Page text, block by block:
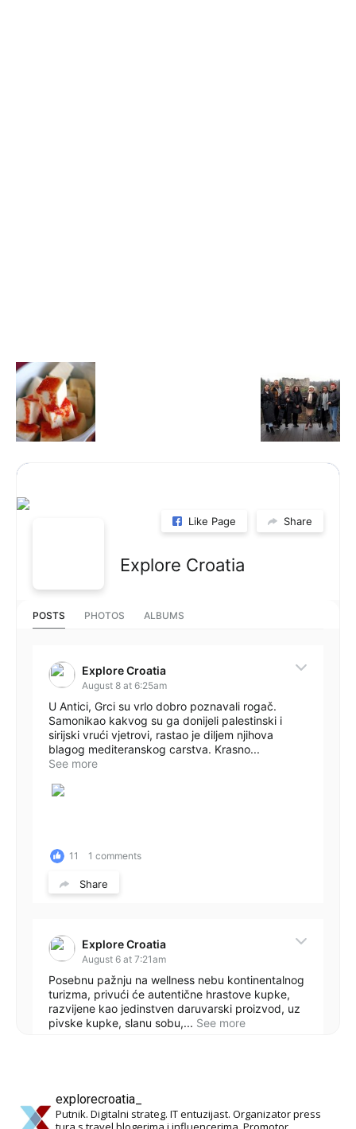
Like Page Share
Explore Croatia
POSTS PHOTOS ALBUMS
Explore Croatia
August 8 at 6:25am
U Antici, Grci su vrlo dobro poznavali rogač.
Samonikao kakvog su ga donijeli palestinski i
sirijski vrući vjetrovi, rastao je diljem njihova
blagog mediteranskog carstva. Krasno...
See more
11 1 comments
Share
Explore Croatia
August 6 at 7:21am
Posebnu pažnju na wellness nebu kontinentalnog
turizma, privući će autentične hrastove kupke,
razvijene kao jedinstven daruvarski proizvod, uz
pivske kupke, slanu sobu,... See more
12 1 comments
explorecroatia_
Putnik. Digitalni strateg. IT entuzijast. Organizator press